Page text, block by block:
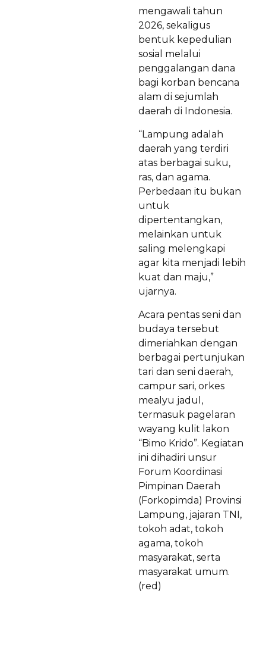
mengawali tahun
2026, sekaligus
bentuk kepedulian
sosial melalui
penggalangan dana
bagi korban bencana
alam di sejumlah
daerah di Indonesia.
“Lampung adalah
daerah yang terdiri
atas berbagai suku,
ras, dan agama.
Perbedaan itu bukan
untuk
dipertentangkan,
melainkan untuk
saling melengkapi
agar kita menjadi lebih
kuat dan maju,”
ujarnya.
Acara pentas seni dan
budaya tersebut
dimeriahkan dengan
berbagai pertunjukan
tari dan seni daerah,
campur sari, orkes
mealyu jadul,
termasuk pagelaran
wayang kulit lakon
“Bimo Krido”. Kegiatan
ini dihadiri unsur
Forum Koordinasi
Pimpinan Daerah
(Forkopimda) Provinsi
Lampung, jajaran TNI,
tokoh adat, tokoh
agama, tokoh
masyarakat, serta
masyarakat umum.
(red)